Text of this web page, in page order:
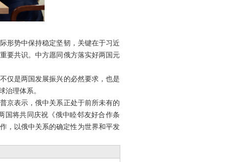
形势中保持稳定坚韧，关键在于习近
要共识。中方愿同俄方落实好两国元
仅是两国发展振兴的必然要求，也是
治理体系。
京表示，俄中关系正处于前所未有的
国将共同庆祝《俄中睦邻友好合作条
，以俄中关系的确定性为世界和平发